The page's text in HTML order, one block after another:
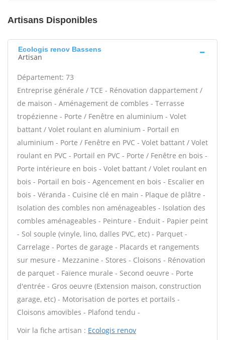
Artisans Disponibles
Ecologis renov Bassens
Artisan
Département: 73
Entreprise générale / TCE - Rénovation dappartement /
de maison - Aménagement de combles - Terrasse
tropézienne - Porte / Fenêtre en aluminium - Volet
battant / Volet roulant en aluminium - Portail en
aluminium - Porte / Fenêtre en PVC - Volet battant / Volet
roulant en PVC - Portail en PVC - Porte / Fenêtre en bois -
Porte intérieure en bois - Volet battant / Volet roulant en
bois - Portail en bois - Agencement en bois - Escalier en
bois - Véranda - Cuisine clé en main - Plaque de plâtre -
Isolation des combles non aménageables - Isolation des
combles aménageables - Peinture - Enduit - Papier peint
- Sol souple (vinyle, lino, dalles PVC, etc) - Parquet -
Carrelage - Portes de garage - Placards et rangements
sur mesure - Mezzanine - Stores - Cloisons - Rénovation
de parquet - Faïence murale - Second oeuvre - Porte
d'entrée - Gros oeuvre (Extension maison, construction
garage, etc) - Motorisation de portes et portails -
Cloisons amovibles - Plafond tendu -
Voir la fiche artisan : Ecologis renov